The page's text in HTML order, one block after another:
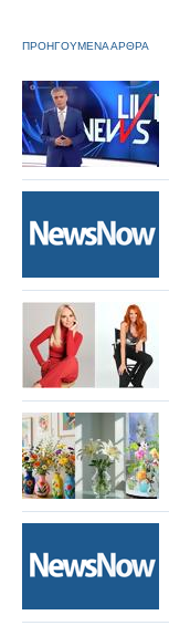
ΠΡΟΗΓΟΥΜΕΝΑ ΑΡΘΡΑ